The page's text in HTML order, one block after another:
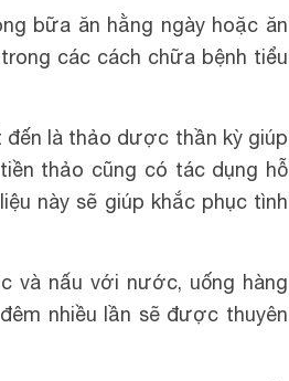
bữa ăn hằng ngày hoặc ăn
các cách chữa bệnh tiểu
là thảo dược thần kỳ giúp
thảo cũng có tác dụng hỗ
này sẽ giúp khắc phục tình
và nấu với nước, uống hàng
nhiều lần sẽ được thuyên